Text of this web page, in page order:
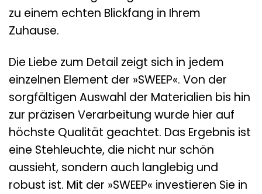
zu einem echten Blickfang in Ihrem
Zuhause.
Die Liebe zum Detail zeigt sich in jedem
einzelnen Element der »SWEEP«. Von der
sorgfältigen Auswahl der Materialien bis hin
zur präzisen Verarbeitung wurde hier auf
höchste Qualität geachtet. Das Ergebnis ist
eine Stehleuchte, die nicht nur schön
aussieht, sondern auch langlebig und
robust ist. Mit der »SWEEP« investieren Sie in